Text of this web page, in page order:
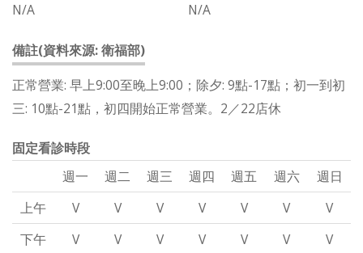
N/A
N/A
備註(資料來源: 衛福部)
正常營業: 早上9:00至晚上9:00；除夕: 9點-17點；初一到初
三: 10點-21點，初四開始正常營業。2／22店休
固定看診時段
週一
週二 週三 週四 週五 週六
週日
上午
V V V V V V
V
下午
V V V V V V
V